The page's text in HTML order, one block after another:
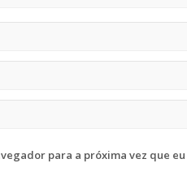
para a próxima vez que